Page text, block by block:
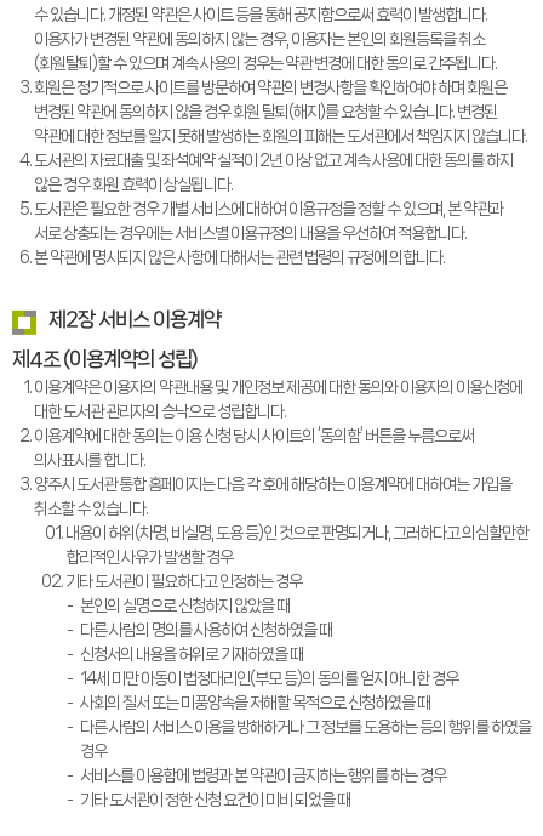
수 있습니다. 개정된 약관은 사이트 등을 통해 공지함으로써 효력이 발생합니다.
이용자가 변경된 약관에 동의하지 않는 경우, 이용자는 본인의 회원등록을 취소
(회원탈퇴)할 수 있으며 계속 사용의 경우는 약관 변경에 대한 동의로 간주됩니다.
회원은 정기적으로 사이트를 방문하여 약관의 변경사항을 확인하여야 하며 회원은
변경된 약관에 동의하지 않을 경우 회원 탈퇴(해지)를 요청할 수 있습니다. 변경된
약관에 대한 정보를 알지 못해 발생하는 회원의 피해는 도서관에서 책임지지 않습니다.
도서관의 자료대출 및 좌석예약 실적이 2년 이상 없고 계속 사용에 대한 동의를 하지
않은 경우 회원 효력이 상실됩니다.
도서관은 필요한 경우 개별 서비스에 대하여 이용규정을 정할 수 있으며, 본 약관과
서로 상충되는 경우에는 서비스별 이용규정의 내용을 우선하여 적용합니다.
본 약관에 명시되지 않은 사항에 대해서는 관련 법령의 규정에 의합니다.
제2장 서비스 이용계약
제4조 (이용계약의 성립)
이용계약은 이용자의 약관내용 및 개인정보 제공에 대한 동의와 이용자의 이용신청에
대한 도서관 관리자의 승낙으로 성립합니다.
이용계약에 대한 동의는 이용 신청 당시 사이트의 ‘동의함’ 버튼을 누름으로써
의사표시를 합니다.
양주시 도서관 통합 홈페이지는 다음 각 호에 해당하는 이용계약에 대하여는 가입을
취소할 수 있습니다.
내용이 허위(차명, 비실명, 도용 등)인 것으로 판명되거나, 그러하다고 의심할만한
합리적인 사유가 발생할 경우
기타 도서관이 필요하다고 인정하는 경우
본인의 실명으로 신청하지 않았을 때
다른 사람의 명의를 사용하여 신청하였을 때
신청서의 내용을 허위로 기재하였을 때
14세 미만 아동이 법정대리인(부모 등)의 동의를 얻지 아니한 경우
사회의 질서 또는 미풍양속을 저해할 목적으로 신청하였을 때
다른 사람의 서비스 이용을 방해하거나 그 정보를 도용하는 등의 행위를 하였을
경우
서비스를 이용함에 법령과 본 약관이 금지하는 행위를 하는 경우
기타 도서관이 정한 신청 요건이 미비 되었을 때